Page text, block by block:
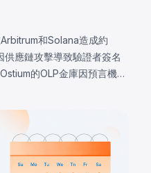
和Solana造成約
應鏈攻擊導致驗證者簽名
的OLP金庫因預言機基
。三起事件均顯示協議安